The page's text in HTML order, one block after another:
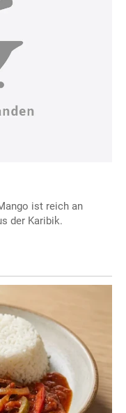
ist reich an
der Karibik.